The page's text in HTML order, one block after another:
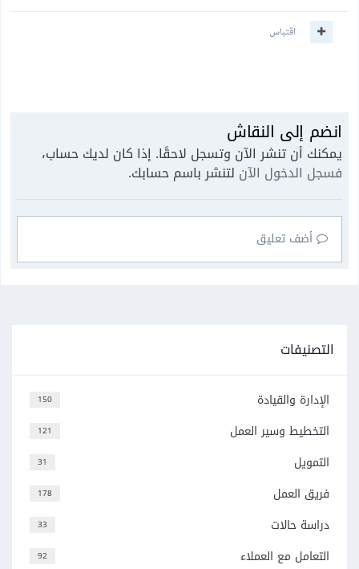
اقتباس
انضم إلى النقاش
يمكنك أن تنشر الآن وتسجل لاحقًا. إذا كان لديك حساب،
فسجل الدخول الآن لتنشر باسم حسابك.
أضف تعليق
التصنيفات
150 الإدارة والقيادة
121 التخطيط وسير العمل
31 التمويل
178 فريق العمل
33 دراسة حالات
92 التعامل مع العملاء